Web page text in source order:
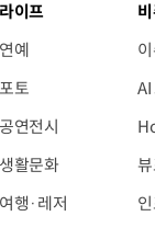
라이프
연예
포토
공연전시
생활문화
여행·레저